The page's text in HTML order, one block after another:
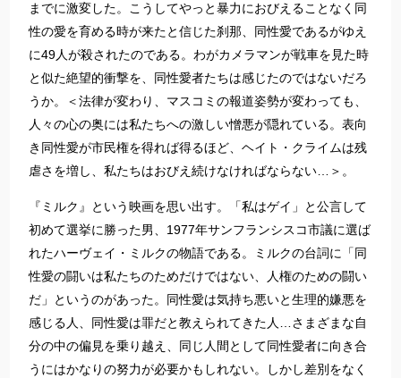
までに激変した。こうしてやっと暴力におびえることなく同
性の愛を育める時が来たと信じた刹那、同性愛であるがゆえ
に49人が殺されたのである。わがカメラマンが戦車を見た時
と似た絶望的衝撃を、同性愛者たちは感じたのではないだろ
うか。＜法律が変わり、マスコミの報道姿勢が変わっても、
人々の心の奥には私たちへの激しい憎悪が隠れている。表向
き同性愛が市民権を得れば得るほど、ヘイト・クライムは残
虐さを増し、私たちはおびえ続けなければならない…＞。
『ミルク』という映画を思い出す。「私はゲイ」と公言して
初めて選挙に勝った男、1977年サンフランシスコ市議に選ば
れたハーヴェイ・ミルクの物語である。ミルクの台詞に「同
性愛の闘いは私たちのためだけではない、人権のための闘い
だ」というのがあった。同性愛は気持ち悪いと生理的嫌悪を
感じる人、同性愛は罪だと教えられてきた人…さまざまな自
分の中の偏見を乗り越え、同じ人間として同性愛者に向き合
うにはかなりの努力が必要かもしれない。しかし差別をなく